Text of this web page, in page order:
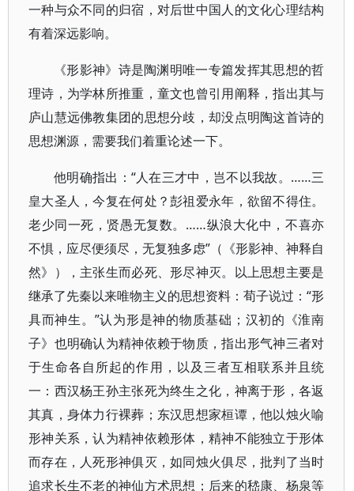
一种与众不同的归宿，对后世中国人的文化心理结构
有着深远影响。
《形影神》诗是陶渊明唯一专篇发挥其思想的哲
理诗，为学林所推重，童文也曾引用阐释，指出其与
庐山慧远佛教集团的思想分歧，却没点明陶这首诗的
思想渊源，需要我们着重论述一下。
他明确指出：“人在三才中，岂不以我故。……三
皇大圣人，今复在何处？彭祖爱永年，欲留不得住。
老少同一死，贤愚无复数。……纵浪大化中，不喜亦
不惧，应尽便须尽，无复独多虑”（《形影神、神释自
然》），主张生而必死、形尽神灭。以上思想主要是
继承了先秦以来唯物主义的思想资料：荀子说过：“形
具而神生。”认为形是神的物质基础；汉初的《淮南
子》也明确认为精神依赖于物质，指出形气神三者对
于生命各自所起的作用，以及三者互相联系并且统
一：西汉杨王孙主张死为终生之化，神离于形，各返
其真，身体力行裸葬；东汉思想家桓谭，他以烛火喻
形神关系，认为精神依赖形体，精神不能独立于形体
而存在，人死形神俱灭，如同烛火俱尽，批判了当时
追求长生不老的神仙方术思想；后来的嵇康、杨泉等